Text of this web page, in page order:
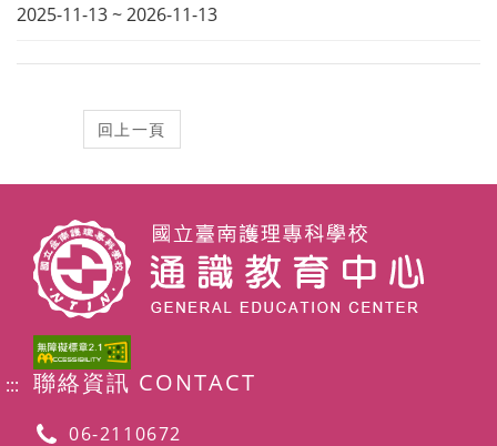
2025-11-13 ~ 2026-11-13
::: 聯絡資訊 CONTACT
06-2110672